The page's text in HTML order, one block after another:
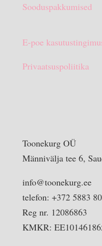
Sooduspakkumised
E-poe
Privaatsuspoliitika
Toonekurg OÜ
Männivälja tee 6,
info@toonekurg.ee
telefon: +372 5883
Reg nr. 12086863
KMKR: